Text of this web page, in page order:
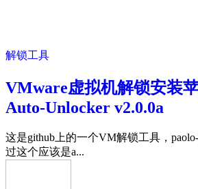
解锁工具
VMware虚拟机解锁安装
Auto-Unlocker v2.0.0a
这是github上的一个VM解锁工具，
过这个应该是a...